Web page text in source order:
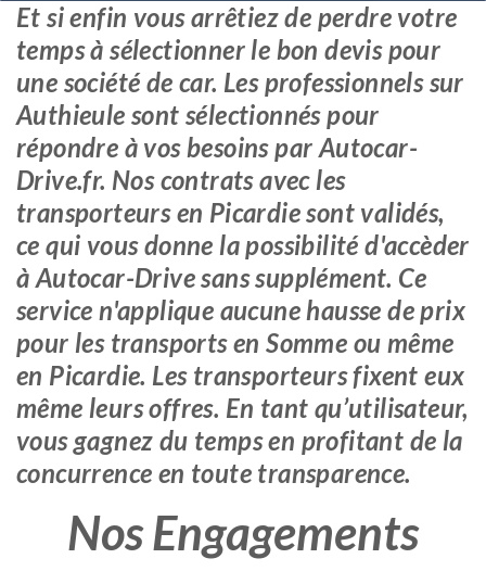
Et si enfin vous arrêtiez de perdre votre
temps à sélectionner le bon devis pour
une société de car. Les professionnels sur
Authieule sont sélectionnés pour
répondre à vos besoins par Autocar-
Drive.fr. Nos contrats avec les
transporteurs en Picardie sont validés,
ce qui vous donne la possibilité d'accèder
à Autocar-Drive sans supplément. Ce
service n'applique aucune hausse de prix
pour les transports en Somme ou même
en Picardie. Les transporteurs fixent eux
même leurs offres. En tant qu’utilisateur,
vous gagnez du temps en profitant de la
concurrence en toute transparence.
Nos Engagements